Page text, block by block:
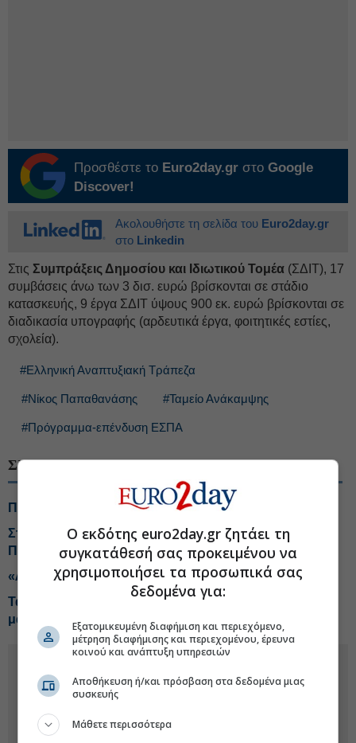
Προσθέστε το Euro2day.gr στο Google
Discover!
Ακολουθήστε τη σελίδα του Euro2day.gr
στο Linkedin
Στις Συμπράξεις Δημοσίου και Ιδιωτικού Τομέα (ΣΔΙΤ), 17
συμβάσεις άνω των 3 δισ. ευρώ βρίσκονται σε στάδιο
κατασκευής, 9 έργα ΣΔΙΤ ύψους 900 εκ. ευρώ βρίσκονται σε
διαδικασία υπογραφής (αρδευτικά έργα, φοιτητικές εστίες,
σχολεία).
#Ελληνική Αναπτυξιακή Τράπεζα
#Νίκος Παπαθανάσης #Ταμείο Ανάκαμψης
#Πρόγραμμα-επένδυση ΕΣΠΑ
ΣΧΕΤΙΚΑ ΘΕΜΑΤΑ
Πρόσκληση 3 εκατ. ευρώ για έργο στη λίμνη Δοϊράνη
Στο ΕΣΠΑ η ολοκληρωμένη δράση «Πρώιμη Παιδική
Παρέμβαση», ύψους 50 εκατ. ευρώ
«Λεφτά... υπάρχουν» και μετά το Ταμείο Ανάκαμψης
Ταμείο Ανάκαμψης: Οι επιχειρήσεις που κέρδισαν τη
μάχη των δανείων
Ο εκδότης euro2day.gr ζητάει τη
συγκατάθεσή σας προκειμένου να
χρησιμοποιήσει τα προσωπικά σας
δεδομένα για:
Εξατομικευμένη διαφήμιση και περιεχόμενο,
μέτρηση διαφήμισης και περιεχομένου, έρευνα
κοινού και ανάπτυξη υπηρεσιών
Αποθήκευση ή/και πρόσβαση στα δεδομένα μιας
συσκευής
Μάθετε περισσότερα